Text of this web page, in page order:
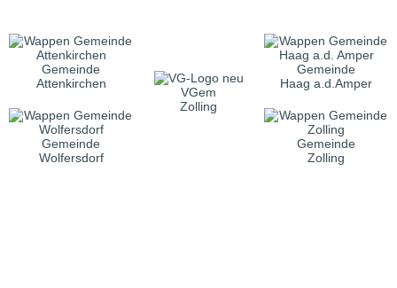
Gemeinde
Attenkirchen
VGem
Zolling
Gemeinde
Haag a.d.Amper
Gemeinde
Wolfersdorf
Gemeinde
Zolling